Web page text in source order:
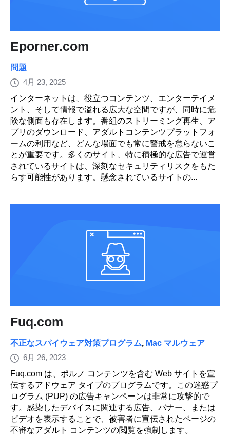
Eporner.com
問題
4月 23, 2025
インターネットは、役立つコンテンツ、エンターテイメ
ント、そして情報で溢れる広大な空間ですが、同時に危
険な側面も存在します。番組のストリーミング再生、ア
プリのダウンロード、アダルトコンテンツプラットフォ
ームの利用など、どんな場面でも常に警戒を怠らないこ
とが重要です。多くのサイト、特に積極的な広告で運営
されているサイトは、深刻なセキュリティリスクをもた
らす可能性があります。懸念されているサイトの...
Fuq.com
不正なスパイウェア対策プログラム, Mac マルウェア
6月 26, 2023
Fuq.com は、ポルノ コンテンツを含む Web サイトを宣
伝するアドウェア タイプのプログラムです。この迷惑プ
ログラム (PUP) の広告キャンペーンは非常に攻撃的で
す。感染したデバイスに関連する広告、バナー、または
ビデオを表示することで、被害者に宣伝されたページの
不審なアダルト コンテンツの閲覧を強制します。